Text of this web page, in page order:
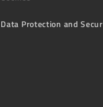
Data Protection and